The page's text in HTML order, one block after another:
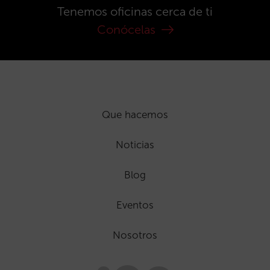
Tenemos oficinas cerca de ti
Conócelas
Que hacemos
Noticias
Blog
Eventos
Nosotros